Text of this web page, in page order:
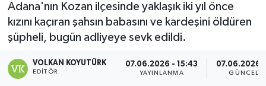
Adana'nın Kozan ilçesinde yaklaşık iki yıl önce
kızını kaçıran şahsın babasını ve kardeşini öldüren
şüpheli, bugün adliyeye sevk edildi.
VOLKAN KOYUTÜRK
EDITÖR
07.06.2026 - 15:43
YAYINLANMA
07.06.2026
Özel
Resmi İlanlar
Sağlık